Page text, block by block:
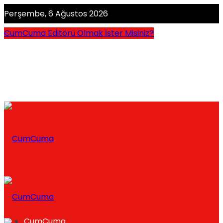
Perşembe, 6 Ağustos 2026
CumCuma Editörü Olmak İster Misiniz?